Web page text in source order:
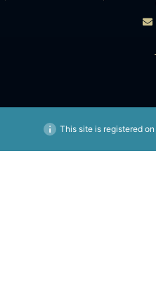
This site is registered on